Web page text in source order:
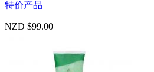
特价产品
NZD $99.00